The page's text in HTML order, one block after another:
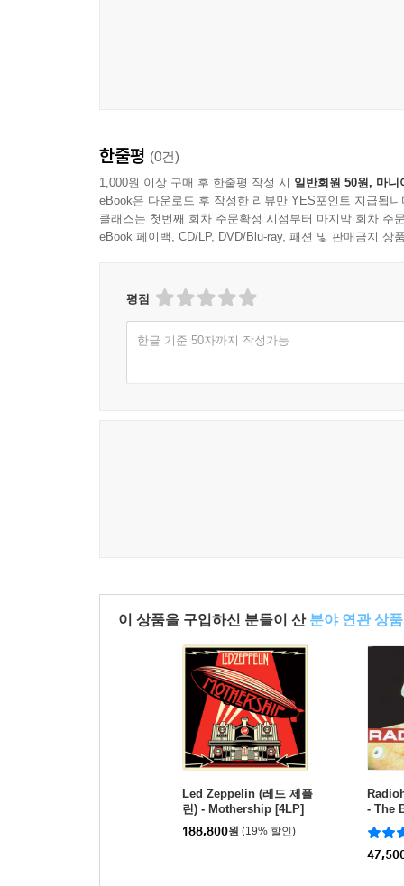
한줄평 (0건)
1,000원 이상 구매 후 한줄평 작성 시 일반회원 50원, 마니
eBook은 다운로드 후 작성한 리뷰만 YES포인트 지급됩니
클래스는 첫번째 회차 주문확정 시점부터 마지막 회차 주
eBook 페이백, CD/LP, DVD/Blu-ray, 패션 및 판매금지 상
평점
한글 기준 50자까지 작성가능
이 상품을 구입하신 분들이 산 분야 연관 상품
Led Zeppelin (레드 제플
린) - Mothership [4LP]
188,800원 (19% 할인)
- The